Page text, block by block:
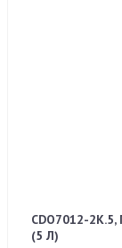
CDO7012-
(5 Л)